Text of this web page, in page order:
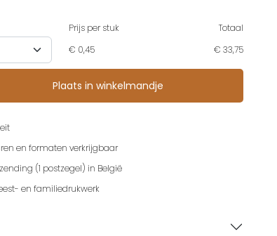
Prijs per stuk
Totaal
€ 0,45 € 33,75
Plaats in winkelmandje
en formaten verkrijgbaar
(1 postzegel) in België
en familiedrukwerk